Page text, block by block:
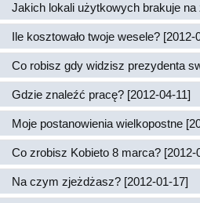
Jakich lokali użytkowych brakuje
Ile kosztowało twoje wesele? [2012-
Co robisz gdy widzisz prezydenta
Gdzie znaleźć pracę? [2012-04-11]
Moje postanowienia wielkopostne
Co zrobisz Kobieto 8 marca? [2012-
Na czym zjeżdżasz? [2012-01-17]